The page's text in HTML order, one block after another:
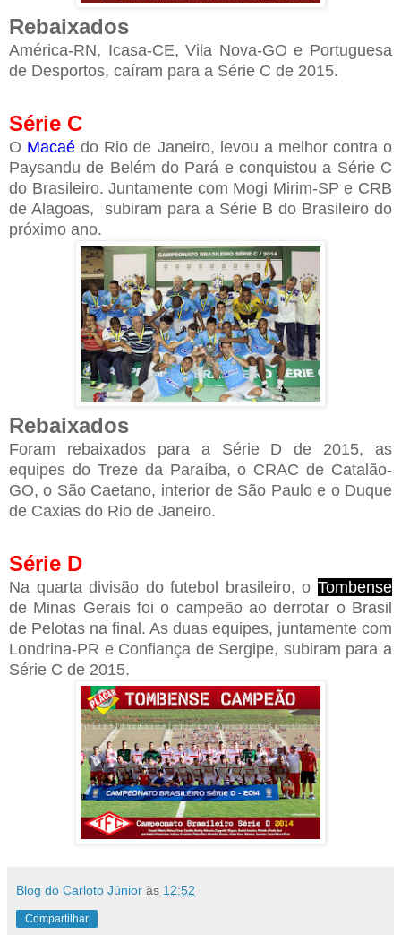
Rebaixados
América-RN, Icasa-CE, Vila Nova-GO e Portuguesa
de Desportos, caíram para a Série C de 2015.
Série C
O Macaé do Rio de Janeiro, levou a melhor contra o
Paysandu de Belém do Pará e conquistou a Série C
do Brasileiro. Juntamente com Mogi Mirim-SP e CRB
de Alagoas, subiram para a Série B do Brasileiro do
próximo ano.
Rebaixados
Foram rebaixados para a Série D de 2015, as
equipes do Treze da Paraíba, o CRAC de Catalão-
GO, o São Caetano, interior de São Paulo e o Duque
de Caxias do Rio de Janeiro.
Série D
Na quarta divisão do futebol brasileiro, o Tombense
de Minas Gerais foi o campeão ao derrotar o Brasil
de Pelotas na final. As duas equipes, juntamente com
Londrina-PR e Confiança de Sergipe, subiram para a
Série C de 2015.
Blog do Carloto Júnior às 12:52
Compartilhar